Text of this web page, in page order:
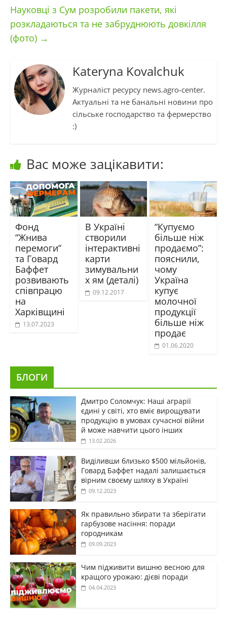
Науковці з Сум розробили пакети, які
розкладаються та не забруднюють довкілля
(фото) →
Kateryna Kovalchuk
Журналіст ресурсу news.agro-center.
Актуальні та не банальні новини про
сільське господарство та фермерство
:)
Вас може зацікавити:
Фонд
“Жнива
перемоги”
та Говард
Баффет
розвивають
співпрацю
на
Харківщині
13.07.2023
В Україні
створили
інтерактивні
карти
зимувальни
х ям (деталі)
09.12.2017
“Купуємо
більше ніж
продаємо”:
пояснили,
чому
Україна
купує
молочної
продукції
більше ніж
продає
01.06.2020
БЛОГИ
Дмитро Соломчук: Наші аграрії
єдині у світі, хто вміє вирощувати
продукцію в умовах сучасної війни
й може навчити цього інших
13.02.2026
Виділивши близько $500 мільйонів,
Говард Баффет надалі залишається
вірним своєму шляху в Україні
09.12.2023
Як правильно збирати та зберігати
гарбузове насіння: поради
городникам
09.09.2023
Чим підживити вишню весною для
кращого урожаю: дієві поради
04.04.2023